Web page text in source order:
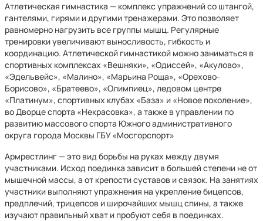
Атлетическая гимнастика — комплекс упражнений со штангой,
гантелями, гирями и другими тренажерами. Это позволяет
равномерно нагрузить все группы мышц. Регулярные
тренировки увеличивают выносливость, гибкость и
координацию. Атлетической гимнастикой можно заниматься в
спортивных комплексах «Вешняки», «Одиссей», «Акулово»,
«Эдельвейс», «Малино», «Марьина Роща», «Орехово-
Борисово», «Братеево», «Олимпиец», ледовом центре
«Платинум», спортивных клубах «База» и «Новое поколение»,
во Дворце спорта «Некрасовка», а также в управлении по
развитию массового спорта Южного административного
округа города Москвы ГБУ «Мосгорспорт»
Армрестлинг — это вид борьбы на руках между двумя
участниками. Исход поединка зависит в большей степени не от
мышечной массы, а от крепости суставов и связок. На занятиях
участники выполняют упражнения на укрепление бицепсов,
предплечий, трицепсов и широчайших мышц спины, а также
изучают правильный хват и пробуют себя в поединках.